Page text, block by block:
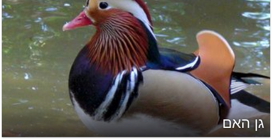
גן האם